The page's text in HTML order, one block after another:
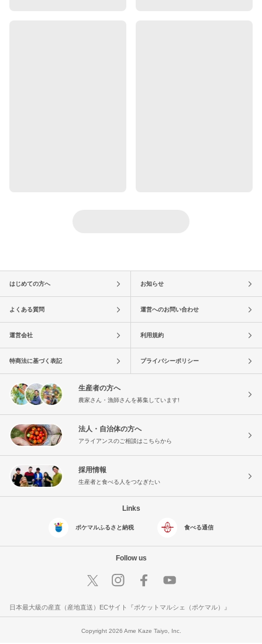
はじめての方へ お知らせ
よくある質問 運営へのお問い合わせ
運営会社 利用規約
特商法に基づく表記 プライバシーポリシー
生産者の方へ
農家さん・漁師さんを募集しています!
法人・自治体の方へ
アライアンスのご相談はこちらから
採用情報
生産者と食べる人をつなぎたい
Links
ポケマルふるさと納税 食べる通信
Follow us
日本最大級の産直（産地直送）ECサイト『ポケットマルシェ（ポケマル）』
Copyright 2026 Ame Kaze Taiyo, Inc.